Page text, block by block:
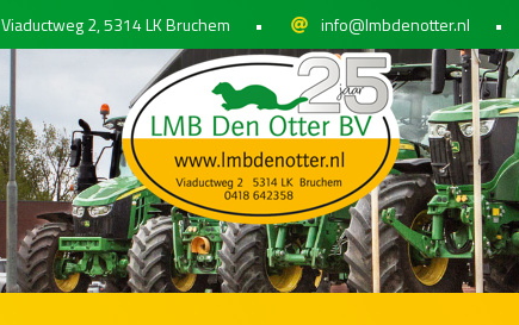
Viaductweg 2, 5314 LK Bruchem • info@lmbdenotter.nl •